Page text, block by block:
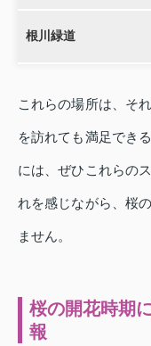
根川緑道
これらの場所は、そ
を訪れても満足でき
には、ぜひこれらの
れを感じながら、桜
ません。
桜の開花時期
報